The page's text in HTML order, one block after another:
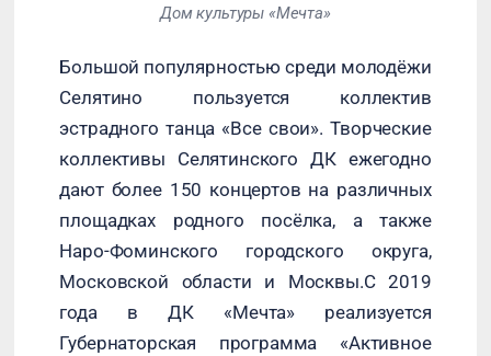
Дом культуры «Мечта»
Большой популярностью среди молодёжи
Селятино пользуется коллектив
эстрадного танца «Все свои». Творческие
коллективы Селятинского ДК ежегодно
дают более 150 концертов на различных
площадках родного посёлка, а также
Наро-Фоминского городского округа,
Московской области и Москвы.С 2019
года в ДК «Мечта» реализуется
Губернаторская программа «Активное